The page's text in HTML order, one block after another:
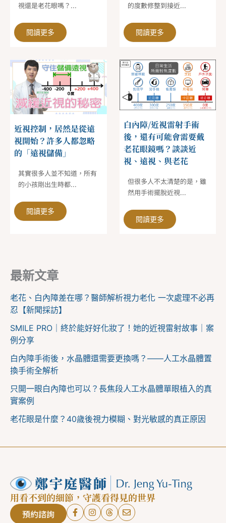
視還是老花眼嗎？...
閱讀更多
的度數修整到接近...
閱讀更多
近視控制，居然是從遠
視開始？許多人都忽略
的「遠視儲備」
其實很多人並不知道，所有
的小孩剛出生時都...
閱讀更多
白內障/近視雷射手術
後，還有可能會需要戴
老花眼鏡嗎？談談近
視、遠視、與老花
但很多人不太清楚的是，雖
然用手術擺脫近視...
閱讀更多
最新文章
老花、白內障差在哪？醫師解析視力老化 一次處理不必再
忍【新聞採訪】
SMILE PRO｜終於能好好化妝了！她的近視雷射故事｜案
例分享
白內障手術後，水晶體還需要更換嗎？——人工水晶體置
換手術全解析
只開一眼白內障也可以？長焦段人工水晶體單眼植入的真
實案例
老花眼是什麼？40歲後視力模糊、對光敏感的真正原因
用看不到的細節，守護看得見的世界
預約諮詢